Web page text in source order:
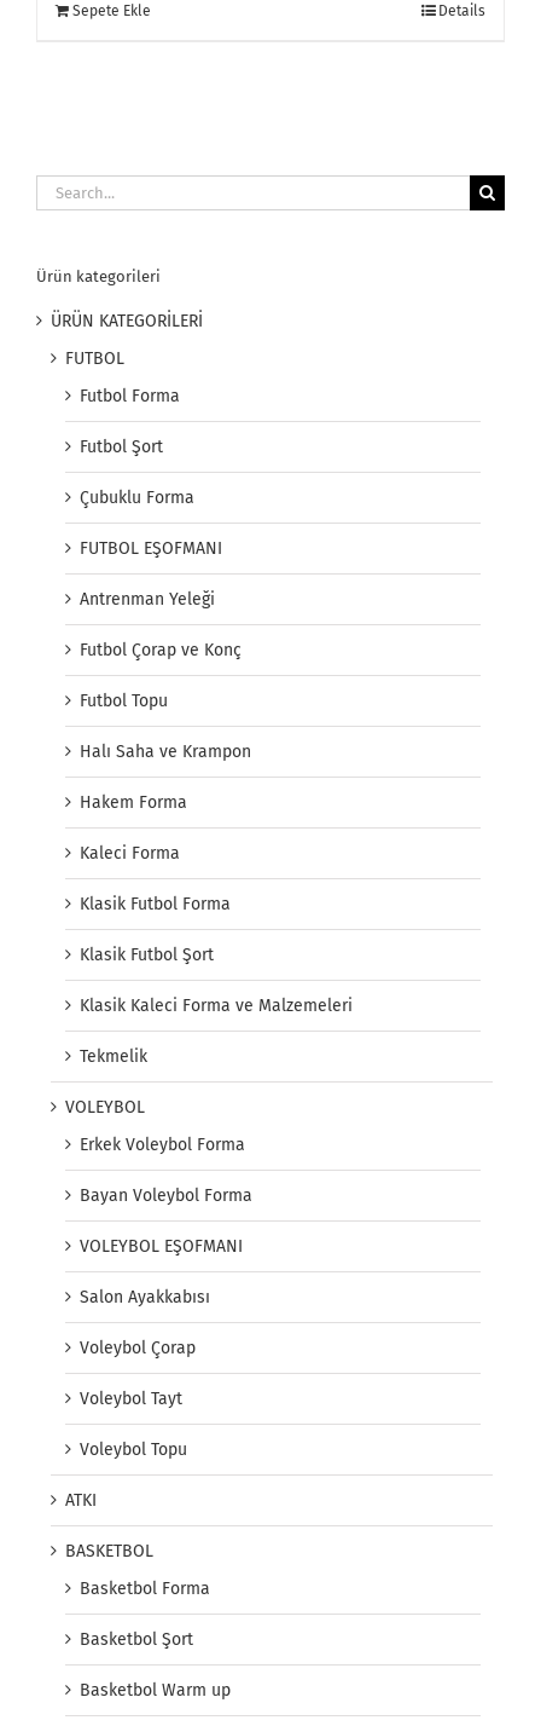
Sepete Ekle Details
Search
for:
Ürün kategorileri
ÜRÜN KATEGORİLERİ
FUTBOL
Futbol Forma
Futbol Şort
Çubuklu Forma
FUTBOL EŞOFMANI
Antrenman Yeleği
Futbol Çorap ve Konç
Futbol Topu
Halı Saha ve Krampon
Hakem Forma
Kaleci Forma
Klasik Futbol Forma
Klasik Futbol Şort
Klasik Kaleci Forma ve Malzemeleri
Tekmelik
VOLEYBOL
Erkek Voleybol Forma
Bayan Voleybol Forma
VOLEYBOL EŞOFMANI
Salon Ayakkabısı
Voleybol Çorap
Voleybol Tayt
Voleybol Topu
ATKI
BASKETBOL
Basketbol Forma
Basketbol Şort
Basketbol Warm up